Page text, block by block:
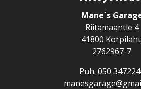
Mane´s
Riitamaantie 4
41800
2762967-7
Puh. 050